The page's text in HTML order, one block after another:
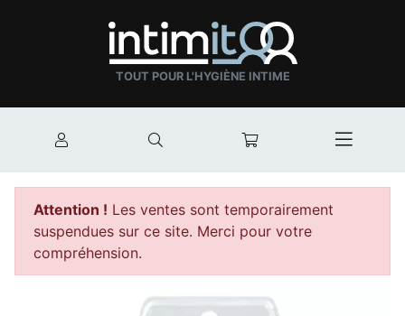
TOUT POUR L'HYGIÈNE INTIME
Mon compte Mon panier
Attention ! Les ventes sont temporairement
suspendues sur ce site. Merci pour votre
compréhension.